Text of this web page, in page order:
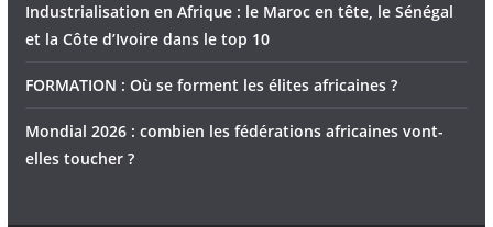
Industrialisation en Afrique : le Maroc en tête, le Sénégal
et la Côte d’Ivoire dans le top 10
FORMATION : Où se forment les élites africaines ?
Mondial 2026 : combien les fédérations africaines vont-
elles toucher ?